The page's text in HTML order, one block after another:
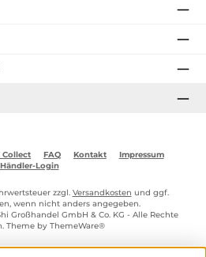
Collect FAQ Kontakt
Impressum
Händler-Login
zzgl. Versandkosten und ggf.
wenn nicht anders angegeben.
Großhandel GmbH & Co. KG - Alle Rechte
Theme by ThemeWare®